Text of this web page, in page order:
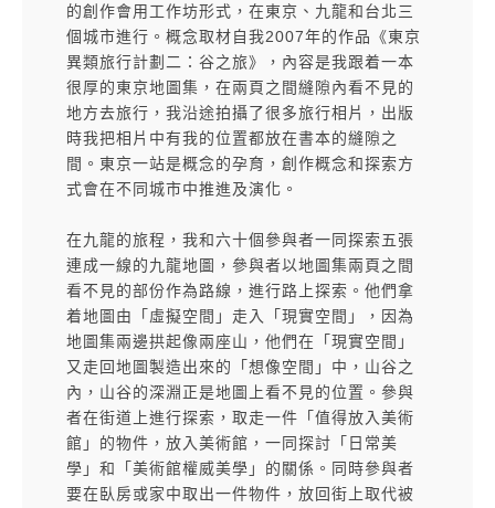
的創作會用工作坊形式，在東京、九龍和台北三
個城市進行。概念取材自我2007年的作品《東京
異類旅行計劃二：谷之旅》，內容是我跟着一本
很厚的東京地圖集，在兩頁之間縫隙內看不見的
地方去旅行，我沿途拍攝了很多旅行相片，出版
時我把相片中有我的位置都放在書本的縫隙之
間。東京一站是概念的孕育，創作概念和探索方
式會在不同城市中推進及演化。
在九龍的旅程，我和六十個參與者一同探索五張
連成一線的九龍地圖，參與者以地圖集兩頁之間
看不見的部份作為路線，進行路上探索。他們拿
着地圖由「虛擬空間」走入「現實空間」，因為
地圖集兩邊拱起像兩座山，他們在「現實空間」
又走回地圖製造出來的「想像空間」中，山谷之
內，山谷的深淵正是地圖上看不見的位置。參與
者在街道上進行探索，取走一件「值得放入美術
館」的物件，放入美術館，一同探討「日常美
學」和「美術館權威美學」的關係。同時參與者
要在臥房或家中取出一件物件，放回街上取代被